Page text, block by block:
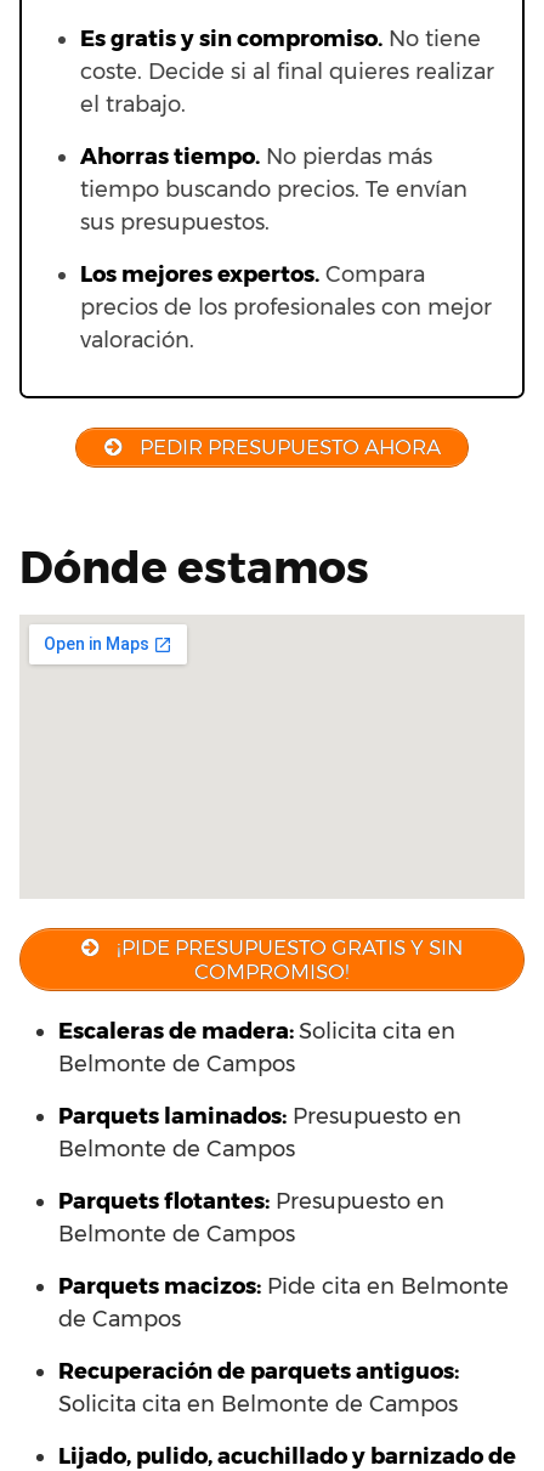
Es gratis y sin compromiso. No tiene
coste. Decide si al final quieres realizar
el trabajo.
Ahorras tiempo. No pierdas más
tiempo buscando precios. Te envían
sus presupuestos.
Los mejores expertos. Compara
precios de los profesionales con mejor
valoración.
PEDIR PRESUPUESTO AHORA
Dónde estamos
¡PIDE PRESUPUESTO GRATIS Y SIN
COMPROMISO!
Escaleras de madera:Solicita cita en
Belmonte de Campos
Parquets laminados: Presupuesto en
Belmonte de Campos
Parquets flotantes: Presupuesto en
Belmonte de Campos
Parquets macizos: Pide cita en Belmonte
de Campos
Recuperación de parquets antiguos:
Solicita cita en Belmonte de Campos
Lijado, pulido, acuchillado y barnizado de